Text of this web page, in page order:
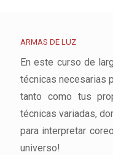
ARMAS DE LUZ
En este curso de
técnicas necesarias
tanto como tus
técnicas variadas,
para interpretar
universo!